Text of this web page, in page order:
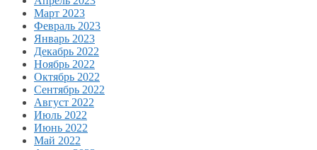
Март 2023
Февраль 2023
Январь 2023
Декабрь 2022
Ноябрь 2022
Октябрь 2022
Сентябрь 2022
Август 2022
Июль 2022
Июнь 2022
Май 2022